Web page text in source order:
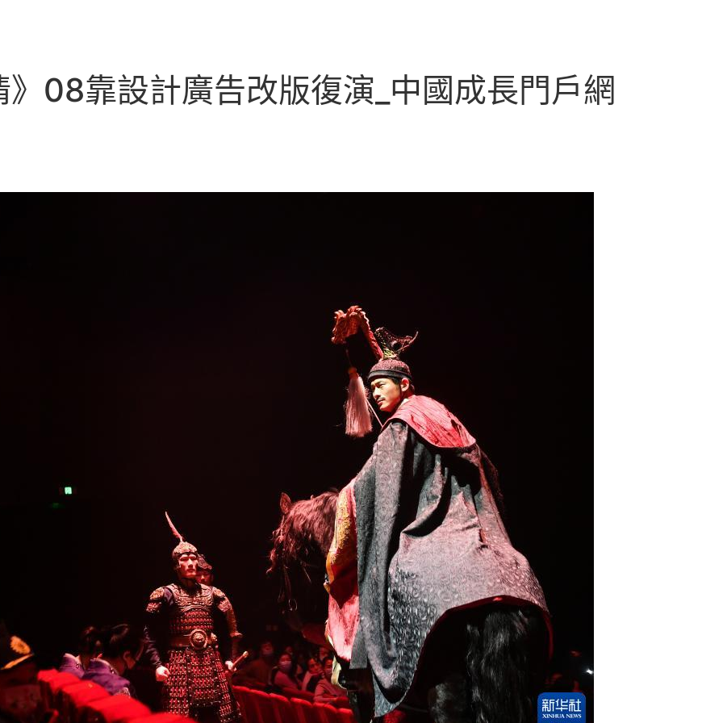
08靠設計廣告改版復演_中國成長門戶網